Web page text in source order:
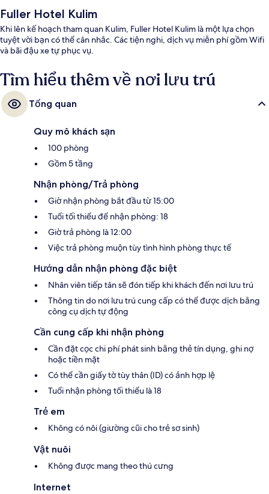
Fuller Hotel Kulim
Khi lên kế hoạch tham quan Kulim, Fuller Hotel Kulim là một lựa chọn
tuyệt vời bạn có thể cân nhắc. Các tiện nghi, dịch vụ miễn phí gồm Wifi
và bãi đậu xe tự phục vụ.
Tìm hiểu thêm về nơi lưu trú
Tổng quan
Quy mô khách sạn
100 phòng
Gồm 5 tầng
Nhận phòng/Trả phòng
Giờ nhận phòng bắt đầu từ 15:00
Tuổi tối thiểu để nhận phòng: 18
Giờ trả phòng là 12:00
Việc trả phòng muộn tùy tình hình phòng thực tế
Hướng dẫn nhận phòng đặc biệt
Nhân viên tiếp tân sẽ đón tiếp khi khách đến nơi lưu trú
Thông tin do nơi lưu trú cung cấp có thể được dịch bằng
công cụ dịch tự động
Cần cung cấp khi nhận phòng
Cần đặt cọc chi phí phát sinh bằng thẻ tín dụng, ghi nợ
hoặc tiền mặt
Có thể cần giấy tờ tùy thân (ID) có ảnh hợp lệ
Tuổi nhận phòng tối thiểu là 18
Trẻ em
Không có nôi (giường cũi cho trẻ sơ sinh)
Vật nuôi
Không được mang theo thú cưng
Internet